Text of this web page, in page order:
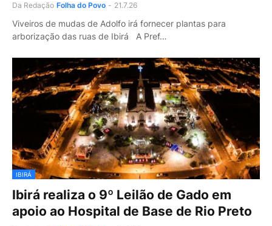
Da Redação Folha do Povo - 21.7.26
Viveiros de mudas de Adolfo irá fornecer plantas para
arborização das ruas de Ibirá A Pref…
IBIRÁ
Ibirá realiza o 9º Leilão de Gado em
apoio ao Hospital de Base de Rio Preto